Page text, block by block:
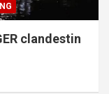
clandestin